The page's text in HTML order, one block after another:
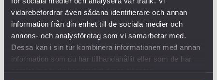
vidarebefordrar även sådana identifierare och annan
information från din enhet till de sociala medier och
annons- och analysföretag som vi samarbetar med.
Dessa kan i sin tur kombinera informationen med annan
information som du har tillhandahållit eller som de har
Tillsammans står vi upp för alla människors rätt
att leva i fred, säkerhet och frihet.
Skribent: Kerstin Bergeå
Ordförande Svenska Freds